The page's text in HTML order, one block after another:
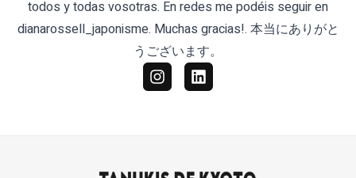
todos y todas vosotras. En redes me podéis seguir en
dianarossell_japonisme. Muchas gracias!. 本当にありがと
うございます。
InstagramLinkedin